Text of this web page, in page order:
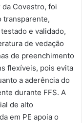
Covestro, foi
transparente,
e validado,
de vedação
de preenchimento
flexíveis, pois evita
a aderência do
durante FFS. A
de alto
em PE apoia o